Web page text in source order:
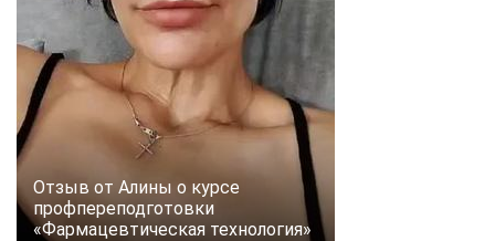
Отзыв от Алины о курсе
профпереподготовки
«Фармацевтическая технология»